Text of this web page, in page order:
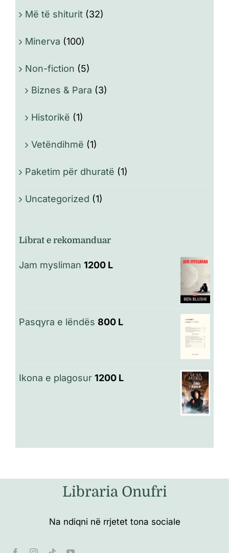
Më të shiturit (32)
Minerva (100)
Non-fiction (5)
Biznes & Para (3)
Historikë (1)
Vetëndihmë (1)
Paketim për dhuratë (1)
Uncategorized (1)
Librat e rekomanduar
Jam mysliman 1200 L
Pasqyra e lëndës 800 L
Ikona e plagosur 1200 L
Libraria Onufri
Na ndiqni në rrjetet tona sociale